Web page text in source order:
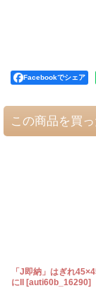
Facebookでシェア
この商品を買
「J即納」はぎれ
にII [auti60b_16290]